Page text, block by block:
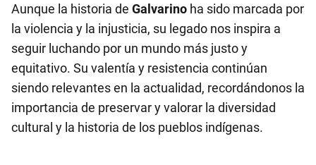
Aunque la historia de Galvarino ha sido marcada por
la violencia y la injusticia, su legado nos inspira a
seguir luchando por un mundo más justo y
equitativo. Su valentía y resistencia continúan
siendo relevantes en la actualidad, recordándonos la
importancia de preservar y valorar la diversidad
cultural y la historia de los pueblos indígenas.